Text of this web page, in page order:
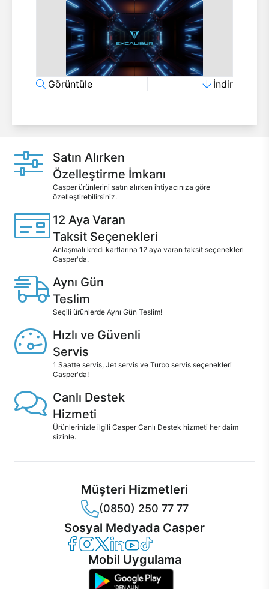
Görüntüle İndir
Satın Alırken
Özelleştirme İmkanı
Casper ürünlerini satın alırken ihtiyacınıza göre
özelleştirebilirsiniz.
12 Aya Varan
Taksit Seçenekleri
Anlaşmalı kredi kartlarına 12 aya varan taksit seçenekleri
Casper'da.
Aynı Gün
Teslim
Seçili ürünlerde Aynı Gün Teslim!
Hızlı ve Güvenli
Servis
1 Saatte servis, Jet servis ve Turbo servis seçenekleri
Casper'da!
Canlı Destek
Hizmeti
Ürünlerinizle ilgili Casper Canlı Destek hizmeti her daim
sizinle.
Müşteri Hizmetleri
(0850) 250 77 77
Sosyal Medyada Casper
Casper Facebook
Casper Instagram
Casper Twitter
Casper LinkedIn
Casper YouTube
Casper TikTok
Mobil Uygulama